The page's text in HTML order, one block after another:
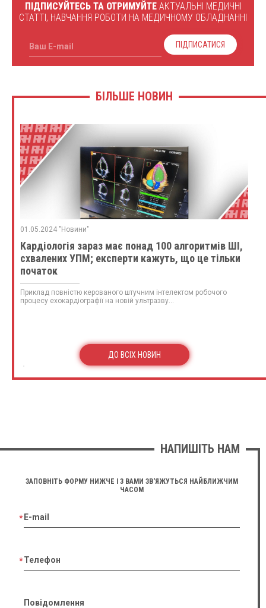
ПІДПИСУЙТЕСЬ ТА ОТРИМУЙТЕАКТУАЛЬНІ МЕДИЧНІ
СТАТТІ, НАВЧАННЯ РОБОТИ НА МЕДИЧНОМУ ОБЛАДНАННІ
Ваш E-mail ПІДПИСАТИСЯ
БІЛЬШЕ НОВИН
01.05.2024 "Новини"
Кардіологія зараз має понад 100 алгоритмів ШІ,
схвалених УПМ; експерти кажуть, що це тільки
початок
Приклад повністю керованого штучним інтелектом робочого
процесу ехокардіографії на новій ультразву...
ДО ВСІХ НОВИН
НАПИШІТЬ НАМ
ЗАПОВНІТЬ ФОРМУ НИЖЧЕ І З ВАМИ ЗВ'ЯЖУТЬСЯ НАЙБЛИЖЧИМ
ЧАСОМ
E-mail
Телефон
Повідомлення